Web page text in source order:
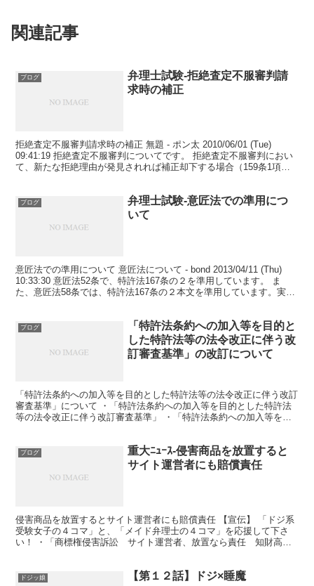
関連記事
ブログ
弁理士試験-拒絶査定不服審判請
求時の補正
拒絶査定不服審判請求時の補正 無題 - ポン太 2010/06/01 (Tue)
09:41:19 拒絶査定不服審判についてです。 拒絶査定不服審判におい
て、新たな拒絶理由が発見されれば補正却下する場合（159条1項）
ブログ
弁理士試験-意匠法での準用につ
いて
意匠法での準用について 意匠法について - bond 2013/04/11 (Thu)
10:33:30 意匠法52条で、特許法167条の２を準用しています。 ま
た、意匠法58条では、特許法167条の２本文を準用しています。実用
ブログ
「特許法条約への加入等を目的と
した特許法等の法令改正に伴う改
訂審査基準」の改訂について
「特許法条約への加入等を目的とした特許法等の法令改正に伴う改訂
審査基準」について ・「特許法条約への加入等を目的とした特許法
等の法令改正に伴う改訂審査基準」 ・「特許法条約への加入等を目
ブログ
重大ﾆｭｰｽ-侵害商品を放置すると
サイト運営者にも賠償責任
侵害商品を放置するとサイト運営者にも賠償責任 【宣伝】 「ドジ系
受験女子の４コマ」と、「メイド弁理士の４コマ」を応援して下さ
い！ ・「商標権侵害訴訟 サイト運営者、放置なら責任 知財高裁
ドジッ娘 【第１２話】ドジ×睡魔